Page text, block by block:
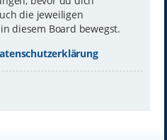
die jeweiligen
diesem Board bewegst.